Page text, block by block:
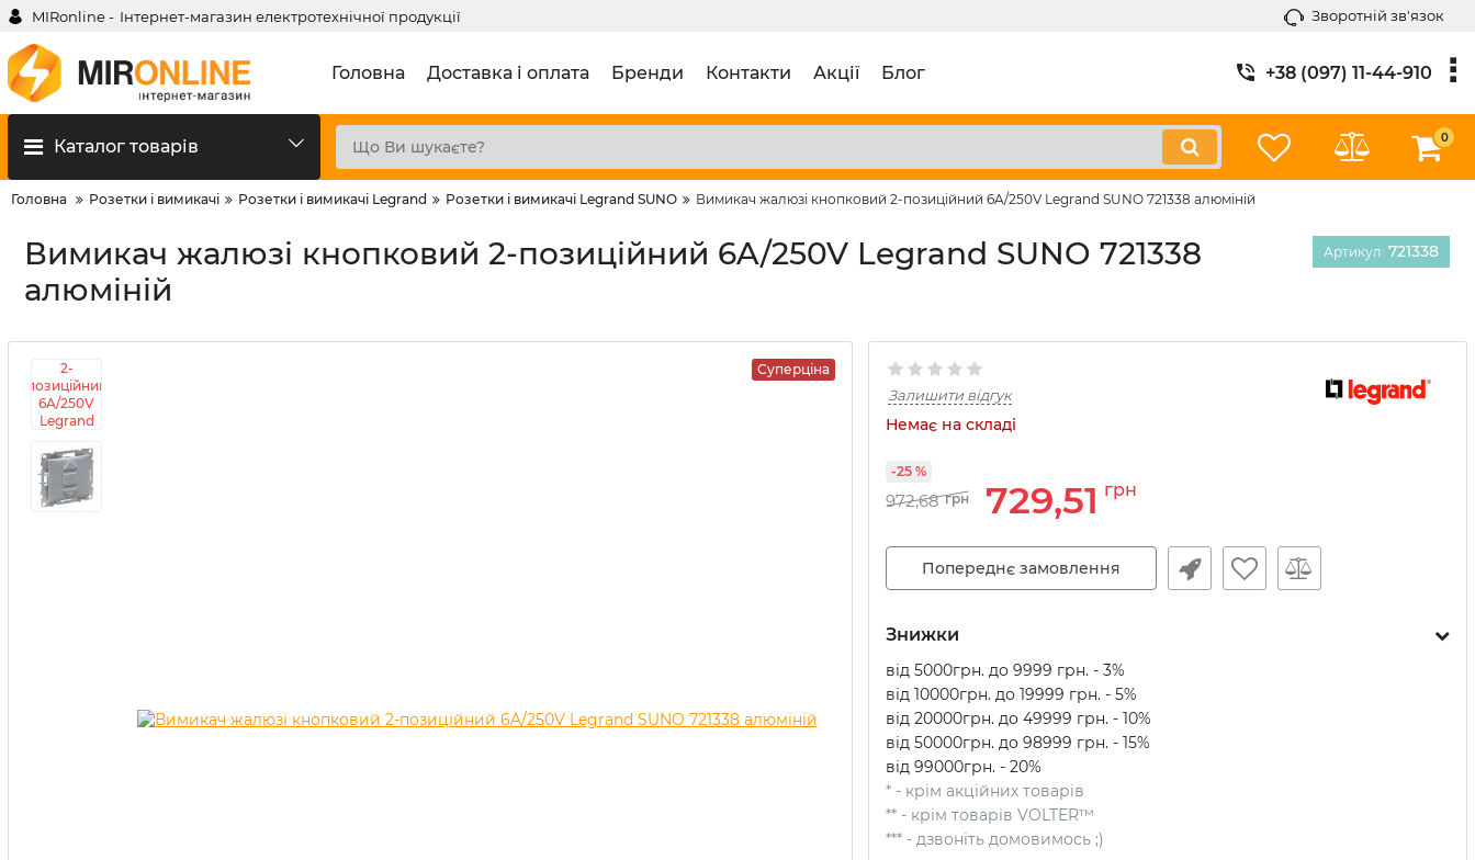
MIRonline - Інтернет-магазин електротехнічної продукції Зворотній зв'язок
Головна Доставка і оплата Бренди Контакти Акції Блог +38 (097) 11-44-910
Каталог товарів 0
Головна Розетки і вимикачі Розетки і вимикачі Legrand Розетки і вимикачі Legrand SUNO Вимикач жалюзі кнопковий 2-позиційний 6A/250V Legrand SUNO 721338 алюміній
Вимикач жалюзі кнопковий 2-позиційний 6A/250V Legrand SUNO 721338
алюміній
Артикул: 721338
Суперціна
Залишити відгук
Немає на складі
972,68 грн 729,51 грн
-25 %
Попереднє замовлення
Знижки
від 5000грн. до 9999 грн. - 3%
від 10000грн. до 19999 грн. - 5%
від 20000грн. до 49999 грн. - 10%
від 50000грн. до 98999 грн. - 15%
від 99000грн. - 20%
* - крім акційних товарів
** - крім товарів VOLTER™
*** - дзвоніть домовимось ;)